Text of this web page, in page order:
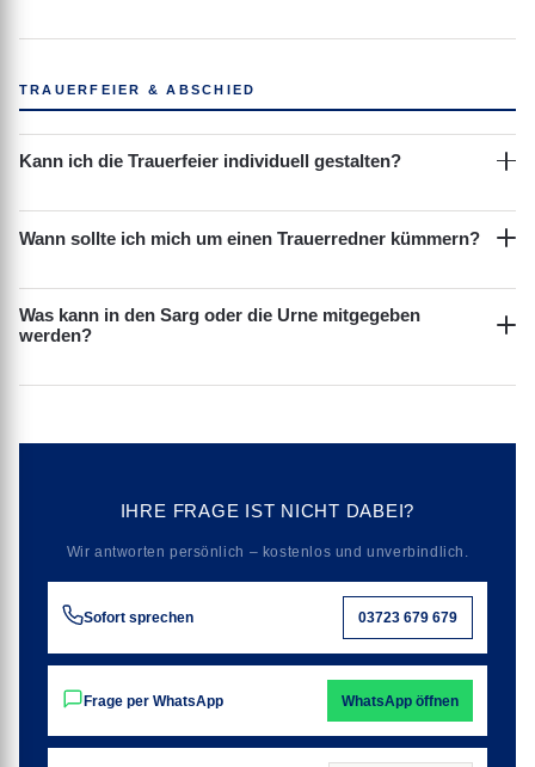
TRAUERFEIER & ABSCHIED
Kann ich die Trauerfeier individuell gestalten?
Wann sollte ich mich um einen Trauerredner kümmern?
Was kann in den Sarg oder die Urne mitgegeben
werden?
IHRE FRAGE IST NICHT DABEI?
Wir antworten persönlich – kostenlos und unverbindlich.
Sofort sprechen 03723 679 679
Frage per WhatsApp WhatsApp öffnen